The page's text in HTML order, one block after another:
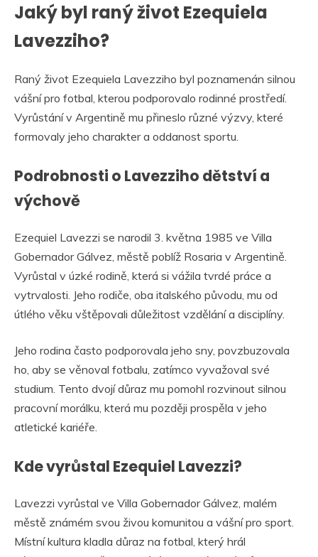
Jaký byl raný život Ezequiela
Lavezziho?
Raný život Ezequiela Lavezziho byl poznamenán silnou
vášní pro fotbal, kterou podporovalo rodinné prostředí.
Vyrůstání v Argentině mu přineslo různé výzvy, které
formovaly jeho charakter a oddanost sportu.
Podrobnosti o Lavezziho dětství a
výchově
Ezequiel Lavezzi se narodil 3. května 1985 ve Villa
Gobernador Gálvez, městě poblíž Rosaria v Argentině.
Vyrůstal v úzké rodině, která si vážila tvrdé práce a
vytrvalosti. Jeho rodiče, oba italského původu, mu od
útlého věku vštěpovali důležitost vzdělání a disciplíny.
Jeho rodina často podporovala jeho sny, povzbuzovala
ho, aby se věnoval fotbalu, zatímco vyvažoval své
studium. Tento dvojí důraz mu pomohl rozvinout silnou
pracovní morálku, která mu později prospěla v jeho
atletické kariéře.
Kde vyrůstal Ezequiel Lavezzi?
Lavezzi vyrůstal ve Villa Gobernador Gálvez, malém
městě známém svou živou komunitou a vášní pro sport.
Místní kultura kladla důraz na fotbal, který hrál